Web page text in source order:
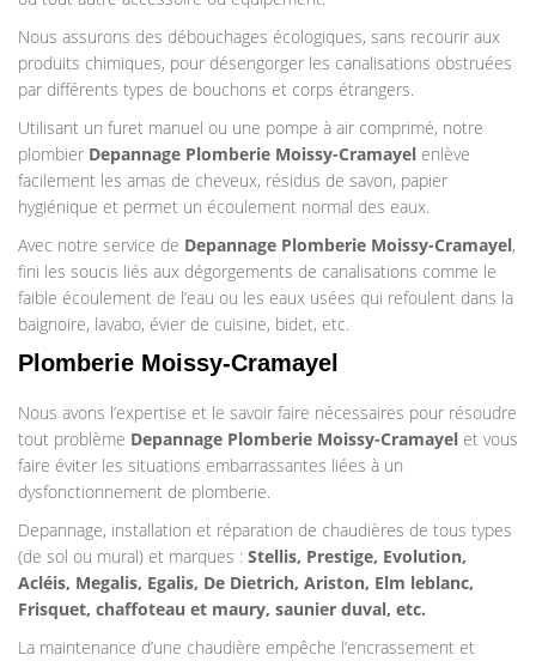
Nous assurons des débouchages écologiques, sans recourir aux
produits chimiques, pour désengorger les canalisations obstruées
par différents types de bouchons et corps étrangers.
Utilisant un furet manuel ou une pompe à air comprimé, notre
plombier Depannage Plomberie Moissy-Cramayel enlève
facilement les amas de cheveux, résidus de savon, papier
hygiénique et permet un écoulement normal des eaux.
Avec notre service de Depannage Plomberie Moissy-Cramayel,
fini les soucis liés aux dégorgements de canalisations comme le
faible écoulement de l’eau ou les eaux usées qui refoulent dans la
baignoire, lavabo, évier de cuisine, bidet, etc.
Plomberie Moissy-Cramayel
Nous avons l’expertise et le savoir faire nécessaires pour résoudre
tout problème Depannage Plomberie Moissy-Cramayel et vous
faire éviter les situations embarrassantes liées à un
dysfonctionnement de plomberie.
Depannage, installation et réparation de chaudières de tous types
(de sol ou mural) et marques : Stellis, Prestige, Evolution,
Acléis, Megalis, Egalis, De Dietrich, Ariston, Elm leblanc,
Frisquet, chaffoteau et maury, saunier duval, etc.
La maintenance d’une chaudière empêche l’encrassement et